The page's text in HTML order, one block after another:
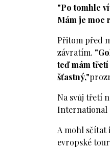
"Po tomhle
Mám je moc
Přitom před
závratím.
teď mám třetí
šťastný,"
Na svůj třetí
International
A mohl sčítat
evropské